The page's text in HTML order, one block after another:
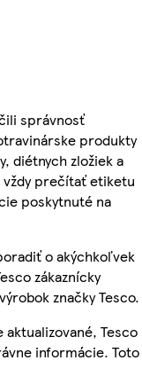
správnosť
produkty
diétnych zložiek a
vždy prečítať etiketu
poskytnuté na
o akýchkoľvek
zákaznícky
značky Tesco.
Tesco
informácie. Toto